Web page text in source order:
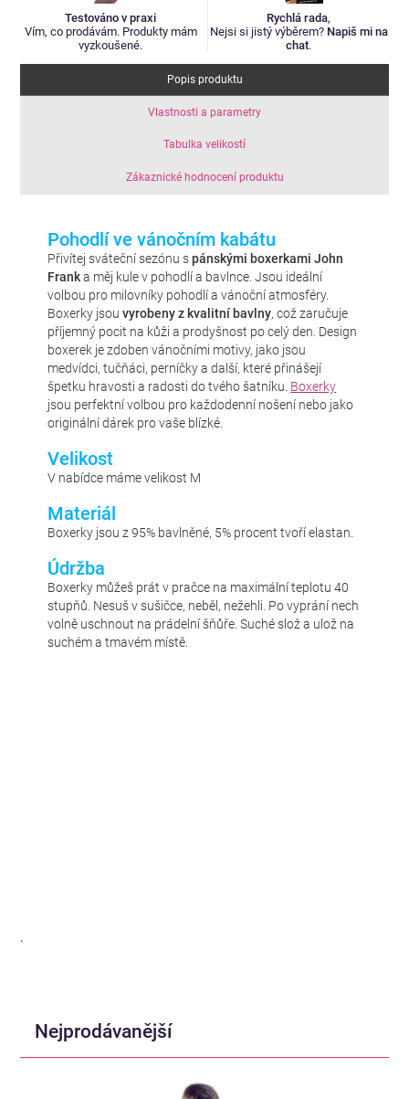
Testováno v praxi
Vím, co prodávám. Produkty mám
vyzkoušené.
Rychlá rada,
Nejsi si jistý výběrem? Napiš mi na
chat.
Popis produktu
Vlastnosti a parametry
Tabulka velikostí
Zákaznické hodnocení produktu
Pohodlí ve vánočním kabátu
Přivítej sváteční sezónu spánskými boxerkami John
Franka měj kule v pohodlí a bavlnce. Jsou ideální
volbou pro milovníky pohodlí a vánoční atmosféry.
Boxerky jsouvyrobeny z kvalitní bavlny, což zaručuje
příjemný pocit na kůži a prodyšnost po celý den. Design
boxerek je zdoben vánočními motivy, jako jsou
medvídci, tučňáci, perníčky a další, které přinášejí
špetku hravosti a radosti do tvého šatníku. Boxerky
jsou perfektní volbou pro každodenní nošení nebo jako
originální dárek pro vaše blízké.
Velikost
V nabídce máme velikost M
Materiál
Boxerky jsou z 95% bavlněné, 5% procent tvoří elastan.
Údržba
Boxerky můžeš prát v pračce na maximální teplotu 40
stupňů. Nesuš v sušičce, neběl, nežehli. Po vyprání nech
volně uschnout na prádelní šňůře. Suché slož a ulož na
suchém a tmavém místě.
.
Nejprodávanější